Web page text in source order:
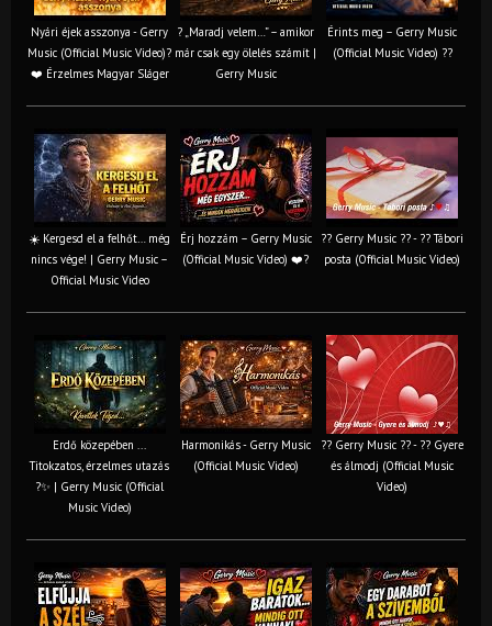
Nyári éjek asszonya - Gerry
Music (Official Music Video)?
❤️ Érzelmes Magyar Sláger
? „Maradj velem…” – amikor
már csak egy ölelés számít |
Gerry Music
Érints meg – Gerry Music
(Official Music Video) ??
☀️ Kergesd el a felhőt… még
nincs vége! | Gerry Music –
Official Music Video
Érj hozzám – Gerry Music
(Official Music Video) ❤️?
?? Gerry Music ?? - ?? Tábori
posta (Official Music Video)
Erdő közepében ...
Titokzatos, érzelmes utazás
?✨ | Gerry Music (Official
Music Video)
Harmonikás - Gerry Music
(Official Music Video)
?? Gerry Music ?? - ?? Gyere
és álmodj (Official Music
Video)